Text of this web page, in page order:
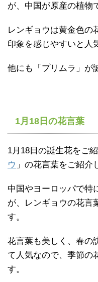
が、中国が原産の植物
レンギョウは黄金色の
印象を感じやすいと人
他にも「プリムラ」が
1月18日の花言葉
1月18日の誕生花をご
ウ 」の花言葉をご紹介
中国やヨーロッパで特
が、レンギョウの花言
す。
花言葉も美しく、春の
て人気なので、季節の
す。